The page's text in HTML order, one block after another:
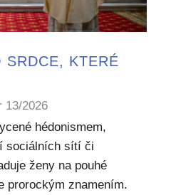
KTERÉ
13/2026
hédonismem,
sociálních sítí či
ženy na pouhé
prorockým znamením.